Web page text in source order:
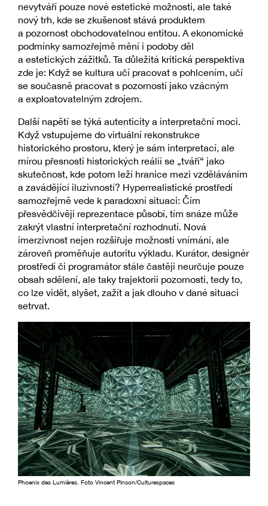
nevytváří pouze nové estetické možnosti, ale také
nový trh, kde se zkušenost stává produktem
a pozornost obchodovatelnou entitou. A ekonomické
podmínky samozřejmě mění i podoby děl
a estetických zážitků. Ta důležitá kritická perspektiva
zde je: Když se kultura učí pracovat s pohlcením, učí
se současně pracovat s pozorností jako vzácným
a exploatovatelným zdrojem.
Další napětí se týká autenticity a interpretační moci.
Když vstupujeme do virtuální rekonstrukce
historického prostoru, který je sám interpretací, ale
mírou přesnosti historických reálií se „tváří“ jako
skutečnost, kde potom leží hranice mezi vzděláváním
a zavádějící iluzivností? Hyperrealistické prostředí
samozřejmě vede k paradoxní situaci: Čím
přesvědčivěji reprezentace působí, tím snáze může
zakrýt vlastní interpretační rozhodnutí. Nová
imerzivnost nejen rozšiřuje možnosti vnímání, ale
zároveň proměňuje autoritu výkladu. Kurátor, designér
prostředí či programátor stále častěji neurčuje pouze
obsah sdělení, ale taky trajektorii pozornosti, tedy to,
co lze vidět, slyšet, zažít a jak dlouho v dané situaci
setrvat.
Phoenix des Lumières. Foto Vincent Pinson/Culturespaces